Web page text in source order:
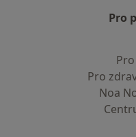
Pro
Pro
Noa